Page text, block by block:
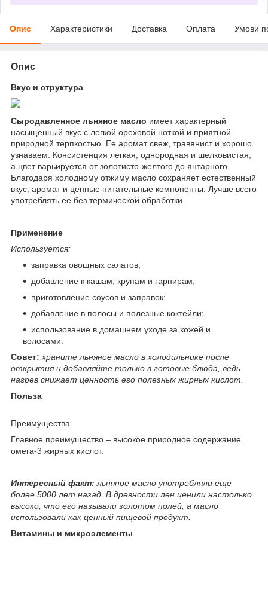
Опис Характеристики Доставка Оплата Умови
Опис
Вкус и структура
Сыродавленное льняное масло имеет характерный
насыщенный вкус с легкой ореховой ноткой и приятной
природной терпкостью. Ее аромат свеж, травянист и хорошо
узнаваем. Консистенция легкая, однородная и шелковистая,
а цвет варьируется от золотисто-желтого до янтарного.
Благодаря холодному отжиму масло сохраняет естественный
вкус, аромат и ценные питательные компоненты. Лучше всего
употреблять ее без термической обработки.
Применение
Используется:
заправка овощных салатов;
добавление к кашам, крупам и гарнирам;
приготовление соусов и заправок;
добавление в полосы и полезные коктейли;
использование в домашнем уходе за кожей и
волосами.
Совет: храните льняное масло в холодильнике после
открытия и добавляйте только в готовые блюда, ведь
нагрев снижает ценность его полезных жирных кислот.
Польза
Преимущества
Главное преимущество – высокое природное содержание
омега-3 жирных кислот.
Интересный факт: льняное масло употребляли еще
более 5000 лет назад. В древности лен ценили настолько
высоко, что его называли золотом полей, а масло
использовали как ценный пищевой продукт.
Витамины и микроэлементы